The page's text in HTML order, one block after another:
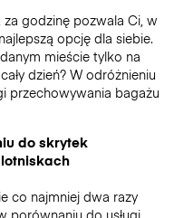
za godzinę pozwala Ci, w
opcję dla siebie.
mieście tylko na
dzień? W odróżnieniu
przechowywania bagażu
do skrytek
co najmniej dwa razy
porównaniu do usługi